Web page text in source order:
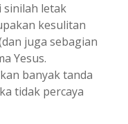
sinilah letak
kesulitan
juga sebagian
Yesus.
banyak tanda
tidak percaya